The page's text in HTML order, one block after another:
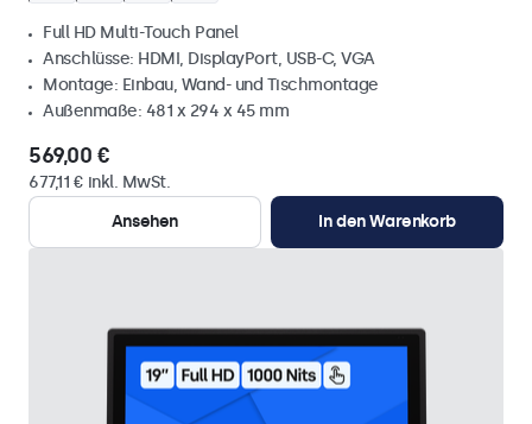
Full HD Multi-Touch Panel
Anschlüsse: HDMI, DisplayPort, USB-C, VGA
Montage: Einbau, Wand- und Tischmontage
Außenmaße: 481 x 294 x 45 mm
569,00 €
677,11 € inkl. MwSt.
Ansehen
In den Warenkorb